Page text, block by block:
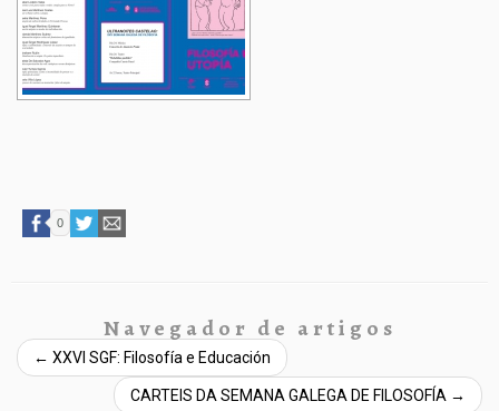
0
Navegador de artigos
← XXVI SGF: Filosofía e Educación
CARTEIS DA SEMANA GALEGA DE FILOSOFÍA →